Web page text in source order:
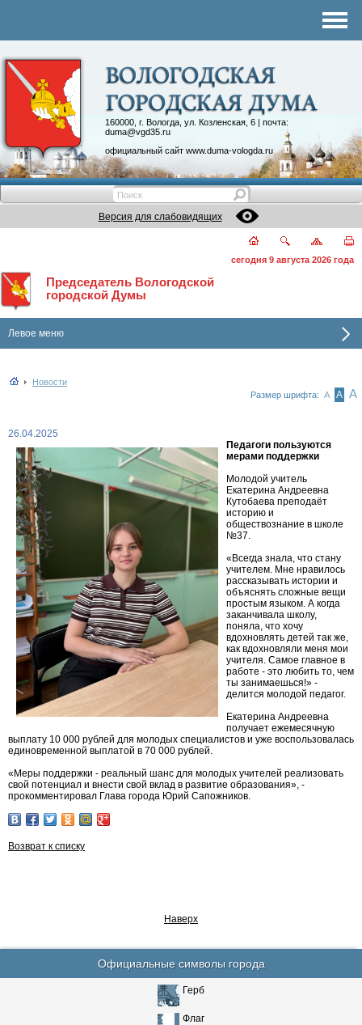
160000, г. Вологда, ул. Козленская, 6 | почта:
duma@vgd35.ru
официальный сайт www.duma-vologda.ru
Контакты
Депутатские объединения
Версия для слабовидящих
сегодня 9 августа 2026 года
Председатель Вологодской
городской Думы
Левое меню
Новости
Размер шрифта: А А А
26.04.2025
Педагоги пользуются
мерами поддержки
Молодой учитель
Екатерина Андреевна
Кутобаева преподаёт
историю и
обществознание в школе
№37.
«Всегда знала, что стану
учителем. Мне нравилось
рассказывать истории и
объяснять сложные вещи
простым языком. А когда
заканчивала школу,
поняла, что хочу
вдохновлять детей так же,
как вдохновляли меня мои
учителя. Самое главное в
работе - это любить то, чем
ты занимаешься!» -
делится молодой педагог.
Екатерина Андреевна
получает ежемесячную
выплату 10 000 рублей для молодых специалистов и уже воспользовалась
единовременной выплатой в 70 000 рублей.
«Меры поддержки - реальный шанс для молодых учителей реализовать
свой потенциал и внести свой вклад в развитие образования», -
прокомментировал Глава города Юрий Сапожников.
Возврат к списку
Наверх
Официальные символы города
Герб
Флаг